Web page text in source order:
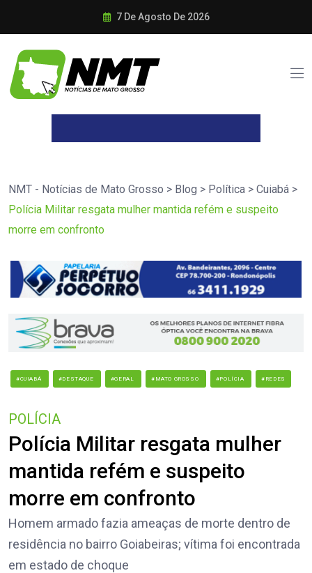
7 De Agosto De 2026
NMT - Notícias de Mato Grosso > Blog > Política > Cuiabá >
Polícia Militar resgata mulher mantida refém e suspeito
morre em confronto
#CUIABÁ #DESTAQUE #GERAL #MATO GROSSO #POLÍCIA #REDES
POLÍCIA
Polícia Militar resgata mulher
mantida refém e suspeito
morre em confronto
Homem armado fazia ameaças de morte dentro de
residência no bairro Goiabeiras; vítima foi encontrada
em estado de choque